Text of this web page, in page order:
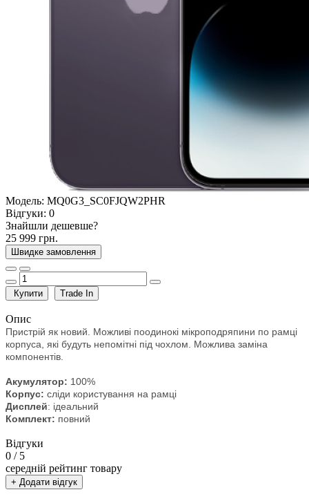
Модель: MQ0G3_SC0FJQW2PHR
Відгуки: 0
Знайшли дешевше?
25 999 грн.
Швидке замовлення
Купити Trade In
Опис
Пристрій як новий. Можливі поодинокі мікроподряпини по рамці
корпуса, які будуть непомітні під чохлом. Можлива заміна
компонентів.
Акумулятор: 100%
Корпус: сліди користування на рамці
Дисплей: ідеальний
Комплект: повний
Відгуки
0 / 5
середній рейтинг товару
+ Додати відгук